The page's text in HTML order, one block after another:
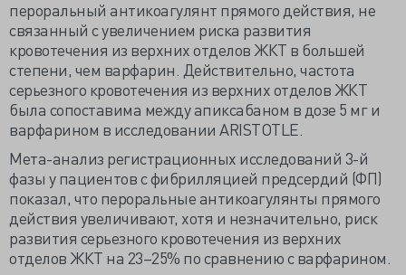
пероральный антикоагулянт прямого действия, не
связанный с увеличением риска развития
кровотечения из верхних отделов ЖКТ в большей
степени, чем варфарин. Действительно, частота
серьезного кровотечения из верхних отделов ЖКТ
была сопоставима между апиксабаном в дозе 5 мг и
варфарином в исследовании ARISTOTLE.
Мета-анализ регистрационных исследований 3-й
фазы у пациентов с фибрилляцией предсердий (ФП)
показал, что пероральные антикоагулянты прямого
действия увеличивают, хотя и незначительно, риск
развития серьезного кровотечения из верхних
отделов ЖКТ на 23–25% по сравнению с варфарином.